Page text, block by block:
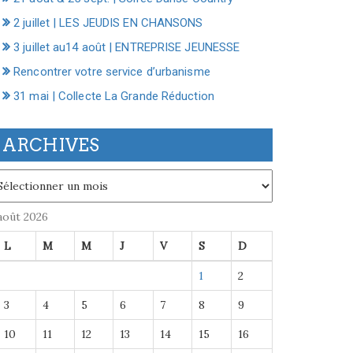
2 juillet | LES JEUDIS EN CHANSONS
3 juillet au14 août | ENTREPRISE JEUNESSE
Rencontrer votre service d’urbanisme
31 mai | Collecte La Grande Réduction
ARCHIVES
2026
L M M J V S D
1 2
3 4 5 6 7 8 9
10 11 12 13 14 15 16